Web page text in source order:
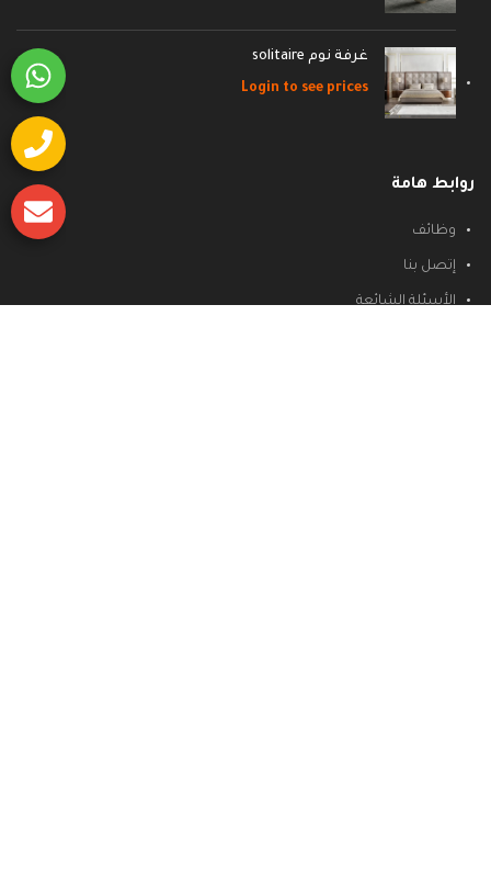
غرفة نوم solitaire
Login to see prices
روابط هامة
وظائف
إتصل بنا
الأسئلة الشائعة